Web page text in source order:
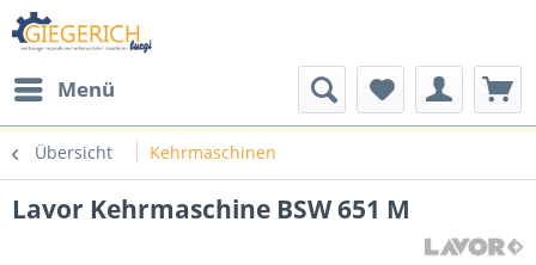
Menü
Übersicht Kehrmaschinen
Lavor Kehrmaschine BSW 651 M